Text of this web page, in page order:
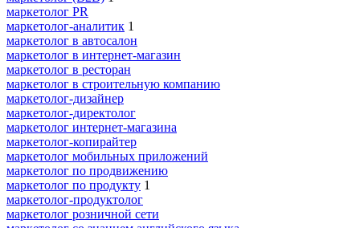
маркетолог PR
маркетолог-аналитик 1
маркетолог в автосалон
маркетолог в интернет-магазин
маркетолог в ресторан
маркетолог в строительную компанию
маркетолог-дизайнер
маркетолог-директолог
маркетолог интернет-магазина
маркетолог-копирайтер
маркетолог мобильных приложений
маркетолог по продвижению
маркетолог по продукту 1
маркетолог-продуктолог
маркетолог розничной сети